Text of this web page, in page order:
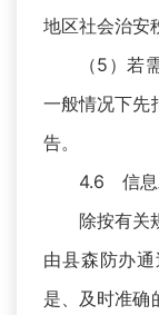
地区社会治安
（5）若
一般情况下先
告。
4.6 信息
除按有关
由县森防办
是、及时准确